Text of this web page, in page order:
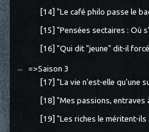
[14] "Le café philo passe le
[15] "Pensées sectaires : Où
[16] "Qui dit "jeune" dit-il
=>Saison 3
[17] "La vie n'est-elle qu'une
[18] "Mes passions, entraves
[19] "Les riches le méritent-ils